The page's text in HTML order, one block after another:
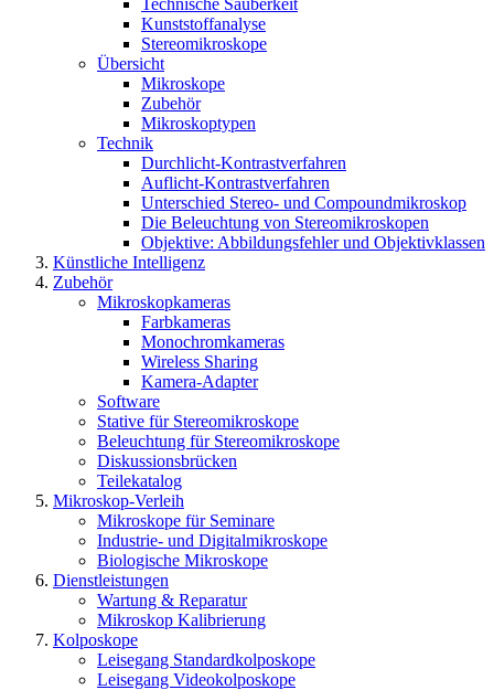
Technische Sauberkeit
Kunststoffanalyse
Stereomikroskope
Übersicht
Mikroskope
Zubehör
Mikroskoptypen
Technik
Durchlicht-Kontrastverfahren
Auflicht-Kontrastverfahren
Unterschied Stereo- und Compoundmikroskop
Die Beleuchtung von Stereomikroskopen
Objektive: Abbildungsfehler und Objektivklassen
Künstliche Intelligenz
Zubehör
Mikroskopkameras
Farbkameras
Monochromkameras
Wireless Sharing
Kamera-Adapter
Software
Stative für Stereomikroskope
Beleuchtung für Stereomikroskope
Diskussionsbrücken
Teilekatalog
Mikroskop-Verleih
Mikroskope für Seminare
Industrie- und Digitalmikroskope
Biologische Mikroskope
Dienstleistungen
Wartung & Reparatur
Mikroskop Kalibrierung
Kolposkope
Leisegang Standardkolposkope
Leisegang Videokolposkope